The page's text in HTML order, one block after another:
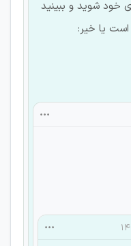
خود شوید و ببینید
یا خیر: